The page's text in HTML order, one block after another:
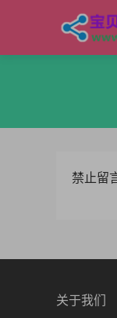
禁止留
关于我们